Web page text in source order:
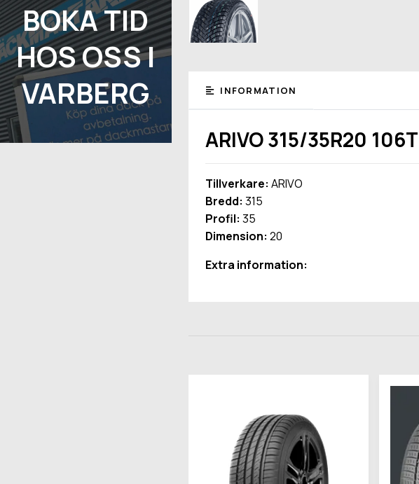
BOKA TID
HOS OSS I
VARBERG
INFORMATION
ARIVO 315/35R20
Tillverkare: ARIVO
Bredd: 315
Profil: 35
Dimension: 20
Extra information: